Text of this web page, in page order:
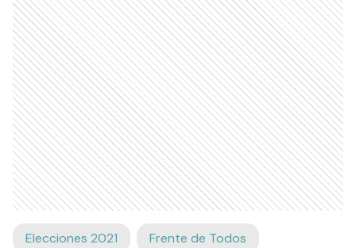
Elecciones 2021 Frente de Todos